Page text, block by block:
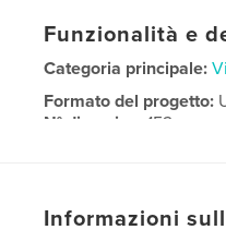
Funzionalità e
Categoria principale:
Formato del progetto:
N° di pagine: 152
Informazioni